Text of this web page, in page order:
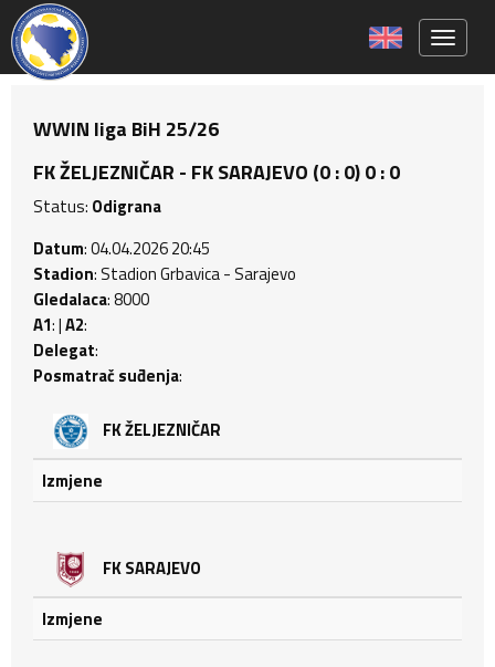
WWIN liga BiH 25/26
FK ŽELJEZNIČAR - FK SARAJEVO (0 : 0) 0 : 0
Status: Odigrana
Datum: 04.04.2026 20:45
Stadion: Stadion Grbavica - Sarajevo
Gledalaca: 8000
A1: |A2:
Delegat:
Posmatrač suđenja:
FK ŽELJEZNIČAR
Izmjene
FK SARAJEVO
Izmjene